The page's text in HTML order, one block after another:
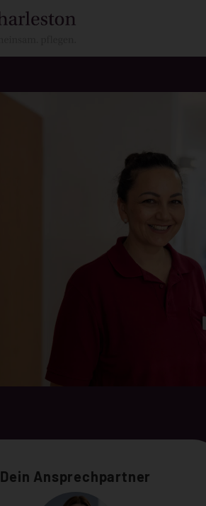
Dein Ansprechpartner